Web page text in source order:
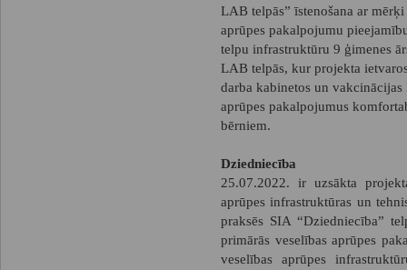
LAB telpās” īstenošana ar
aprūpes pakalpojumu
telpu infrastruktūru 9 ģimenes
LAB telpās, kur projekta
darba kabinetos un
aprūpes pakalpojumus
bērniem.
Dziedniecība
25.07.2022. ir uzsākta
aprūpes infrastruktūras un
praksēs SIA “Dziedniecība”
primārās veselības aprūpes
veselības aprūpes